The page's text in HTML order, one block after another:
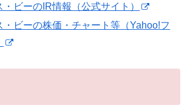
・ビーのIR情報（公式サイト）
・ビーの株価・チャート等（Yahoo!フ